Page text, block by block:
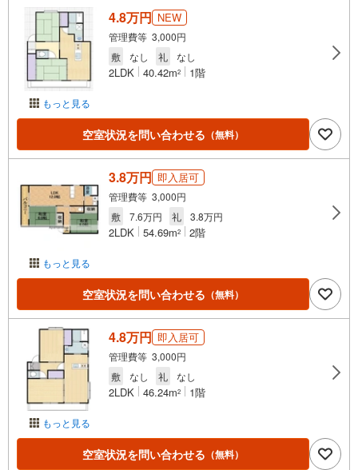
もっと見る
4.8万円 NEW
管理費等 3,000円
敷
なし 礼 なし
2LDK 40.42m2 1階
空室状況を問い合わせる （無料）
もっと見る
3.8万円 即入居可
管理費等 3,000円
敷
7.6万円 礼 3.8万円
2LDK 54.69m2 2階
空室状況を問い合わせる （無料）
もっと見る
4.8万円 即入居可
管理費等 3,000円
敷
なし 礼 なし
2LDK 46.24m2 1階
空室状況を問い合わせる （無料）